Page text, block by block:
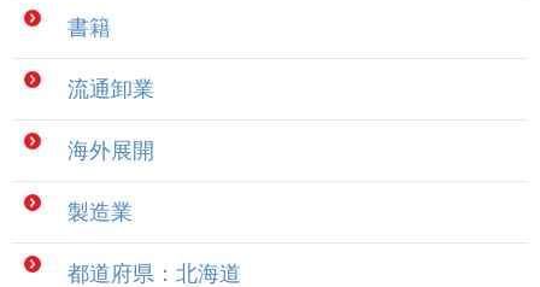
書籍
流通卸業
海外展開
製造業
都道府県：北海道